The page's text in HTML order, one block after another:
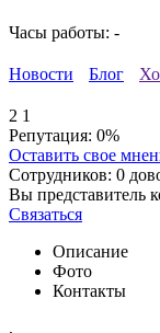
Часы работы: -
Новости Блог
2 1
Репутация: 0%
Оставить свое
Сотрудников: 0
Вы представитель
Связаться
Описание
Фото
Контакты
,